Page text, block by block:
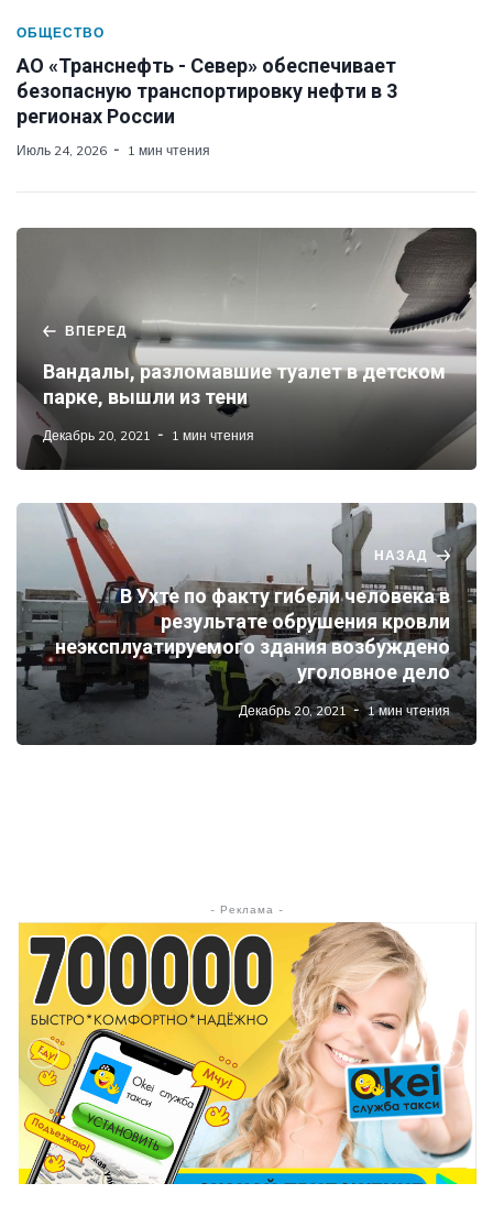
ОБЩЕСТВО
АО «Транснефть - Север» обеспечивает
безопасную транспортировку нефти в 3
регионах России
Июль 24, 2026 1 мин чтения
ВПЕРЕД
Вандалы, разломавшие туалет в детском
парке, вышли из тени
Декабрь 20, 2021 1 мин чтения
НАЗАД
В Ухте по факту гибели человека в
результате обрушения кровли
неэксплуатируемого здания возбуждено
уголовное дело
Декабрь 20, 2021 1 мин чтения
- Реклама -